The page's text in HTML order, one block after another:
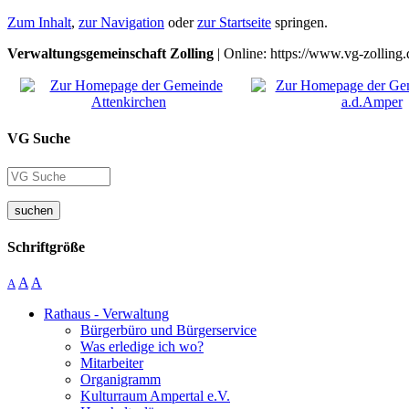
Zum Inhalt, zur Navigation oderzur Startseite springen.
Verwaltungsgemeinschaft Zolling | Online: https://www.vg-
VG Suche
suchen
Schriftgröße
A A A
Rathaus - Verwaltung
Bürgerbüro und Bürgerservice
Was erledige ich wo?
Mitarbeiter
Organigramm
Kulturraum Ampertal e.V.